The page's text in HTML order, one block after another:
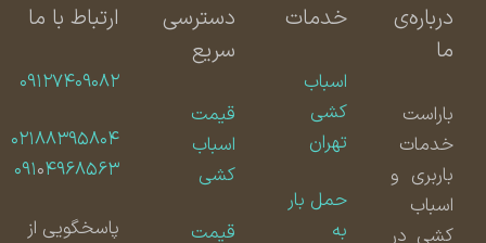
درباره‌ی
باراست
خدمات
باربری و
اسباب
کشی در
خدمات
اسباب
کشی
تهران
حمل بار
دسترسی
سریع
قیمت
اسباب
کشی
قیمت
ارتباط با ما
۰۹۱۲۷۴۰۹۰۸۲
۰۲۱۸۸۳۹۵۸۰۴
۰۹۱۰۴۹۶۸۵۶۳
پاسخگویی از